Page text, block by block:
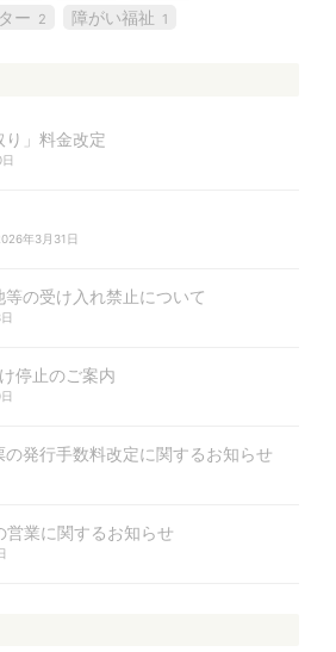
ー 2 障がい福祉 1
り」料金改定
年3月31日
等の受け入れ禁止について
山: 荷受け停止のご案内
発行手数料改定に関するお知らせ
業に関するお知らせ